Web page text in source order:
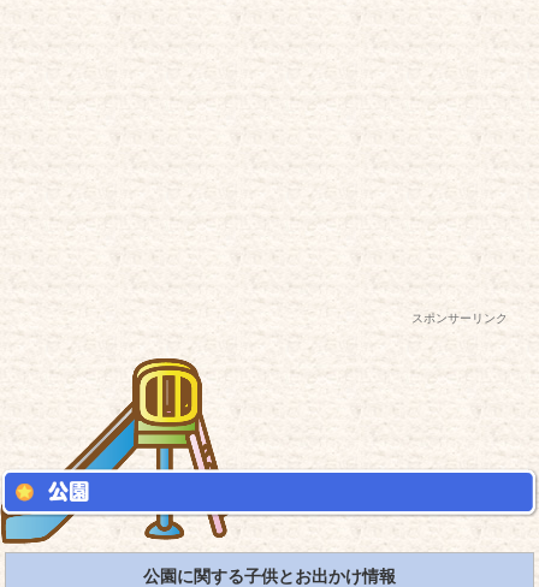
スポンサーリンク
公園に関する子供とお出かけ情報